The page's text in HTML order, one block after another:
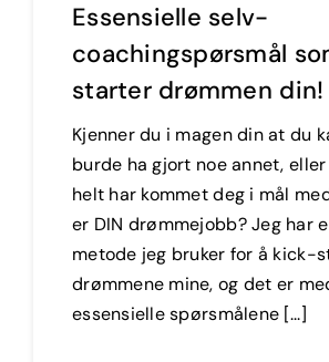
Essensielle selv-
coachingspørsmål
starter drømmen din!
Kjenner du i magen din at du
burde ha gjort noe annet,
helt har kommet deg i mål
er DIN drømmejobb? Jeg har
metode jeg bruker for å kick-
drømmene mine, og det er
essensielle spørsmålene [...]